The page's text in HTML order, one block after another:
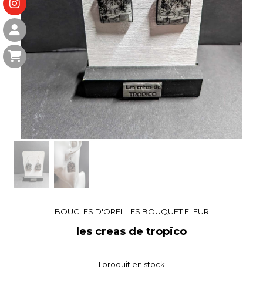
BOUCLES D'OREILLES BOUQUET FLEUR
les creas de tropico
1 produit en stock